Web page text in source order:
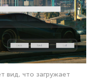
вид, что загружает